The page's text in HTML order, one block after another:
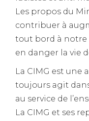
Les propos du
contribuer à
tout bord à
en danger la vie
La CIMG est une
toujours agit
au service de
La CIMG et ses